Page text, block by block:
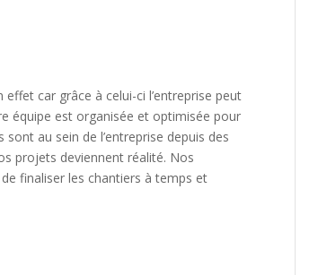
car grâce à celui-ci l’entreprise peut
équipe est organisée et optimisée pour
au sein de l’entreprise depuis des
projets deviennent réalité. Nos
finaliser les chantiers à temps et